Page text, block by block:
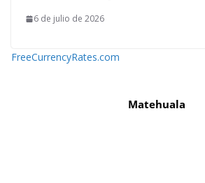
6 de julio de 2026
FreeCurrencyRates.com
Matehuala